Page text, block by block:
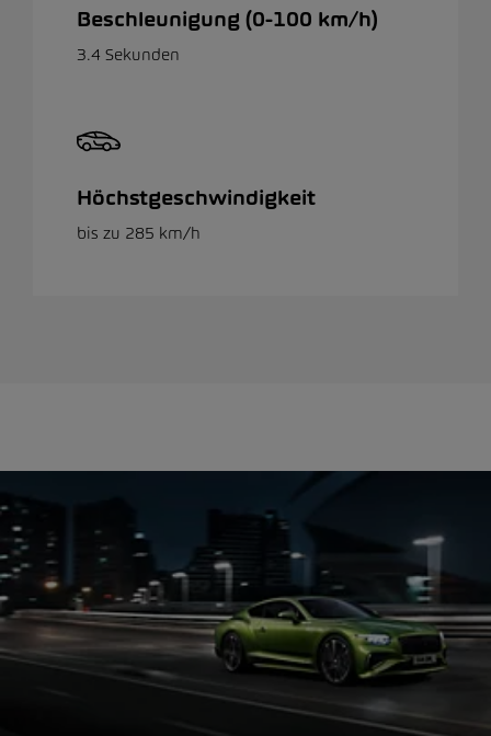
Beschleunigung (0-100 km/h)
3.4 Sekunden
Höchstgeschwindigkeit
bis zu 285 km/h